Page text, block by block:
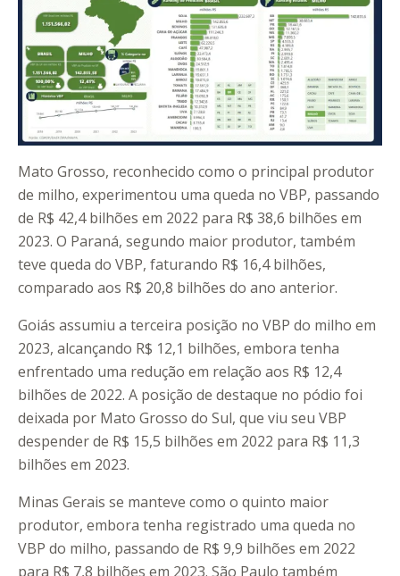
Mato Grosso, reconhecido como o principal produtor
de milho, experimentou uma queda no VBP, passando
de R$ 42,4 bilhões em 2022 para R$ 38,6 bilhões em
2023. O Paraná, segundo maior produtor, também
teve queda do VBP, faturando R$ 16,4 bilhões,
comparado aos R$ 20,8 bilhões do ano anterior.
Goiás assumiu a terceira posição no VBP do milho em
2023, alcançando R$ 12,1 bilhões, embora tenha
enfrentado uma redução em relação aos R$ 12,4
bilhões de 2022. A posição de destaque no pódio foi
deixada por Mato Grosso do Sul, que viu seu VBP
despender de R$ 15,5 bilhões em 2022 para R$ 11,3
bilhões em 2023.
Minas Gerais se manteve como o quinto maior
produtor, embora tenha registrado uma queda no
VBP do milho, passando de R$ 9,9 bilhões em 2022
para R$ 7,8 bilhões em 2023. São Paulo também